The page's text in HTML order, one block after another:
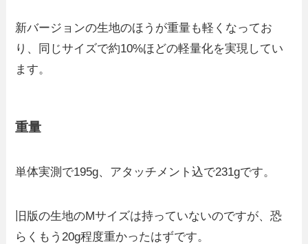
新バージョンの生地のほうが重量も軽くなってお
り、同じサイズで約10%ほどの軽量化を実現してい
ます。
重量
単体実測で195g、アタッチメント込で231gです。
旧版の生地のMサイズは持っていないのですが、恐
らくもう20g程度重かったはずです。